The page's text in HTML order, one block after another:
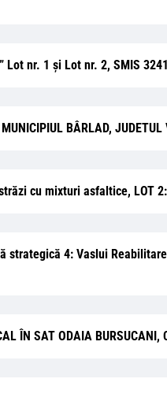
nr. 1 și Lot nr. 2, SMIS
BÂRLAD, JUDETUL
cu mixturi asfaltice, LOT
4: Vaslui
ÎN SAT ODAIA BURSUCANI,